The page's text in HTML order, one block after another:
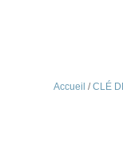
Accueil /CLÉ